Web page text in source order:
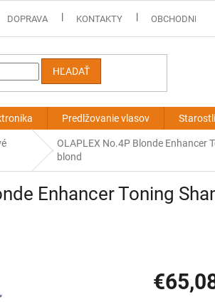
DOPRAVA KONTAKTY OBCHODNÉ
HĽADAŤ
Predlžovanie vlasov
OLAPLEX No.4P Blonde Enhancer
blond
Enhancer Toning